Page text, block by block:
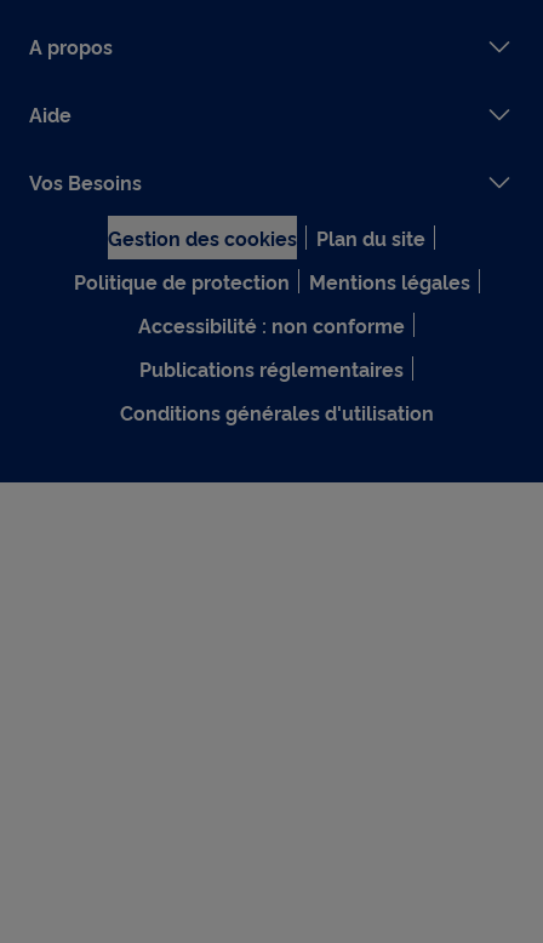
A propos
Aide
Vos Besoins
Gestion des cookies
Plan du site
Politique de protection
Mentions légales
Accessibilité : non conforme
Publications réglementaires
Conditions générales d'utilisation